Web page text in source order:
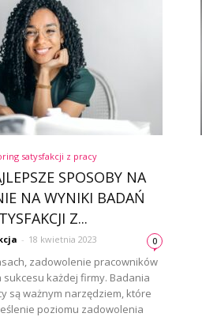
satysfakcji z pracy
SPOSOBY NA
NA WYNIKI BADAŃ
Z...
- 18 kwietnia 2023 0
zadowolenie pracowników
sukcesu każdej firmy. Badania
są ważnym narzędziem, które
poziomu zadowolenia